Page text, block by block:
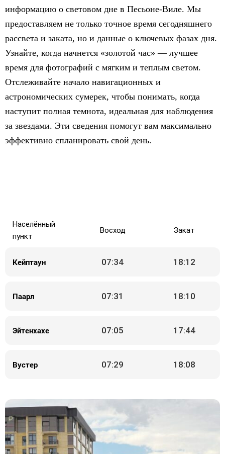
информацию о световом дне в Песьоне-Виле. Мы
предоставляем не только точное время сегодняшнего
рассвета и заката, но и данные о ключевых фазах дня.
Узнайте, когда начнется «золотой час» — лучшее
время для фотографий с мягким и теплым светом.
Отслеживайте начало навигационных и
астрономических сумерек, чтобы понимать, когда
наступит полная темнота, идеальная для наблюдения
за звездами. Эти сведения помогут вам максимально
эффективно спланировать свой день.
Населённый
пункт
Восход Закат
Кейптаун 07:34 18:12
Паарл 07:31 18:10
Эйтенхахе 07:05 17:44
Вустер 07:29 18:08